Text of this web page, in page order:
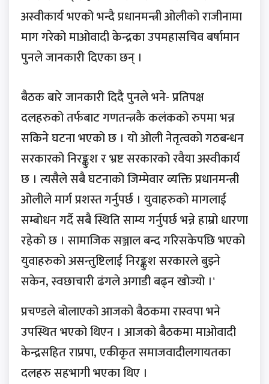
अस्वीकार्य भएको भन्दै प्रधानमन्त्री ओलीको राजीनामा
माग गरेको माओवादी केन्द्रका उपमहासचिव बर्षामान
पुनले जानकारी दिएका छन् ।
बैठक बारे जानकारी दिदै पुनले भने- प्रतिपक्ष
दलहरुको तर्फबाट गणतन्त्रकै कलंकको रुपमा भन्न
सकिने घटना भएको छ । यो ओली नेतृत्वको गठबन्धन
सरकारको निरङ्कुश र भ्रष्ट सरकारको रवैया अस्वीकार्य
छ । त्यसैले सबै घटनाको जिम्मेवार व्यक्ति प्रधानमन्त्री
ओलीले मार्ग प्रशस्त गर्नुपर्छ । युवाहरुको मागलाई
सम्बोधन गर्दै सबै स्थिति साम्य गर्नुपर्छ भन्ने हाम्रो धारणा
रहेको छ । सामाजिक सञ्जाल बन्द गरिसकेपछि भएको
युवाहरुको असन्तुष्टिलाई निरङ्कुश सरकारले बुझ्ने
सकेन, स्वछाचारी ढंगले अगाडी बढ्न खोज्यो ।'
प्रचण्डले बोलाएको आजको बैठकमा रास्वपा भने
उपस्थित भएको थिएन । आजको बैठकमा माओवादी
केन्द्रसहित राप्रपा, एकीकृत समाजवादीलगायतका
दलहरु सहभागी भएका थिए ।